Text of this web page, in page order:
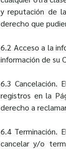
y reputación de
derecho que
6.2 Acceso a la
información de su
6.3 Cancelación.
registros en la
derecho a
6.4 Terminación.
cancelar y/o